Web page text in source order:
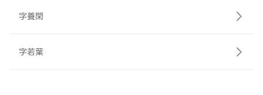
字養閑
字若葉